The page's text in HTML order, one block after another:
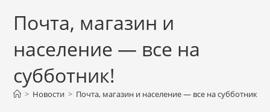
Почта, магазин и
население — все на
субботник!
> Новости > Почта, магазин и население — все на субботник!